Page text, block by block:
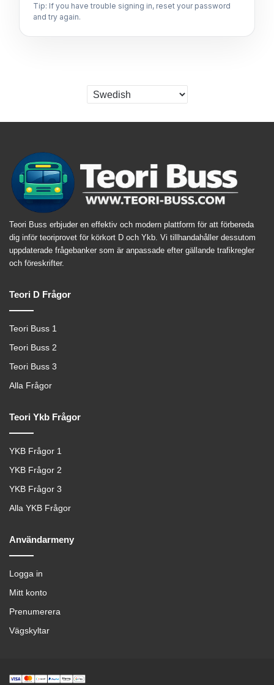
Tip: If you have trouble signing in, reset your password
and try again.
Teori Buss erbjuder en effektiv och modern plattform för att förbereda
dig inför teoriprovet för körkort D och Ykb. Vi tillhandahåller dessutom
uppdaterade frågebanker som är anpassade efter gällande trafikregler
och föreskrifter.
Teori D Frågor
Teori Buss 1
Teori Buss 2
Teori Buss 3
Alla Frågor
Teori Ykb Frågor
YKB Frågor 1
YKB Frågor 2
YKB Frågor 3
Alla YKB Frågor
Användarmeny
Logga in
Mitt konto
Prenumerera
Vägskyltar